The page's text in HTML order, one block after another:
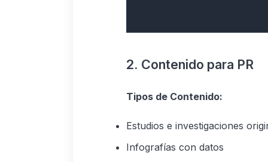
2. Contenido para PR
Tipos de Contenido:
Estudios e investigaciones
Infografías con datos